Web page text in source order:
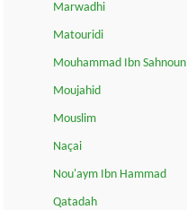
Marwadhi
Matouridi
Mouhammad Ibn Sahnoun
Moujahid
Mouslim
Naçai
Nou'aym Ibn Hammad
Qatadah